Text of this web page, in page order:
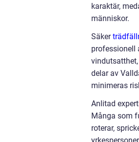
karaktär,
människor.
Säker
professionell
delar av
minimeras
Anlitad
Många som
roterar,